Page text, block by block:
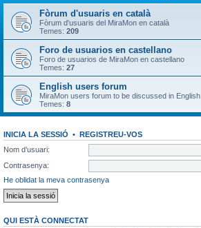
Fòrum d'usuaris en català
Fòrum d'usuaris del MiraMon en català
Temes: 209
Foro de usuarios en castellano
Foro de usuarios de MiraMon en castellano
Temes: 27
English users forum
MiraMon users forum to be discussed in English
Temes: 8
INICIA LA SESSIÓ • REGISTREU-VOS
Nom d’usuari:
Contrasenya:
He oblidat la meva contrasenya
QUI ESTÀ CONNECTAT